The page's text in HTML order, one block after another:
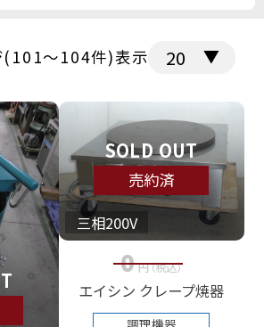
～104件)表示
SOLD OUT
売約済
三相200V
0 円（税込）
エイシン クレープ焼器